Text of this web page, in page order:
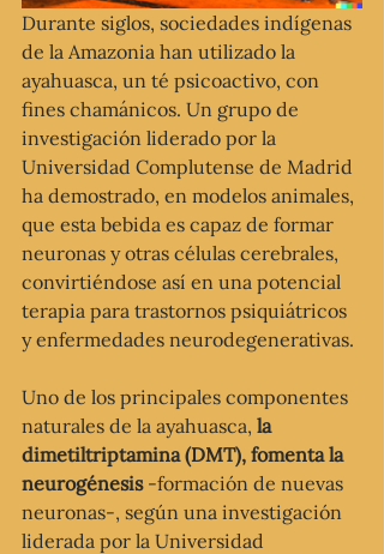
Durante siglos, sociedades indígenas
de la Amazonia han utilizado la
ayahuasca, un té psicoactivo, con
fines chamánicos. Un grupo de
investigación liderado por la
Universidad Complutense de Madrid
ha demostrado, en modelos animales,
que esta bebida es capaz de formar
neuronas y otras células cerebrales,
convirtiéndose así en una potencial
terapia para trastornos psiquiátricos
y enfermedades neurodegenerativas.
Uno de los principales componentes
naturales de la ayahuasca, la
dimetiltriptamina (DMT), fomenta la
neurogénesis -formación de nuevas
neuronas-, según una investigación
liderada por la Universidad